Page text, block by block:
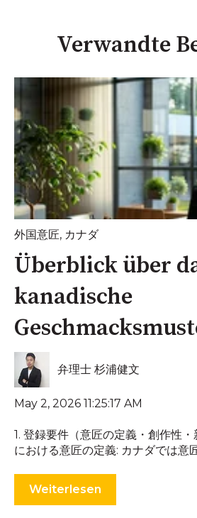
Verwandte
外国意匠, カナダ
Überblick über
kanadische
弁理士 杉浦健文
May 2, 2026 11:25:17 AM
1. 登録要件（意匠の定義・創作性
における意匠の定義: カナダでは
Weiterlesen